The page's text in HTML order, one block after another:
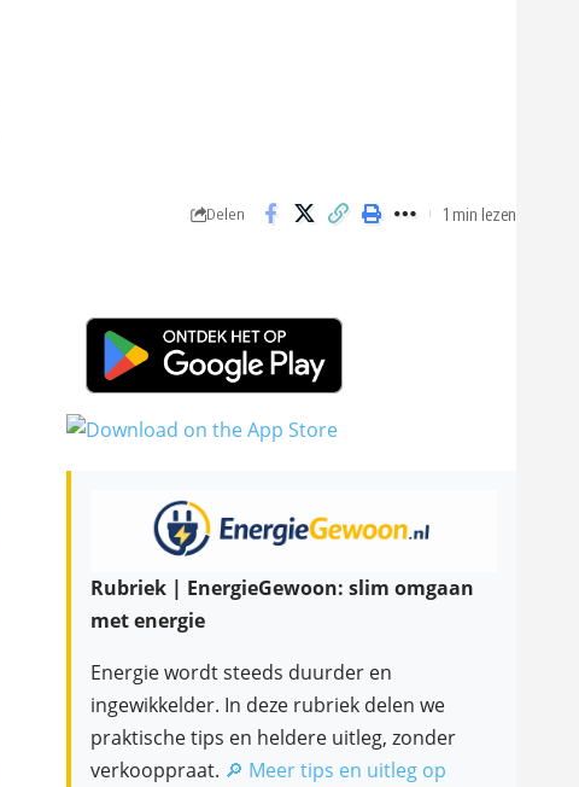
Delen 1 min lezen
Rubriek | EnergieGewoon: slim omgaan
met energie
Energie wordt steeds duurder en
ingewikkelder. In deze rubriek delen we
praktische tips en heldere uitleg, zonder
verkooppraat. 🔎 Meer tips en uitleg op